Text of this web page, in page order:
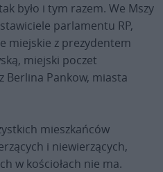
było i tym razem. We Mszy
parlamentu RP,
miejskie z prezydentem
miejski poczet
Berlina Pankow, miasta
mieszkańców
i niewierzących,
w kościołach nie ma.